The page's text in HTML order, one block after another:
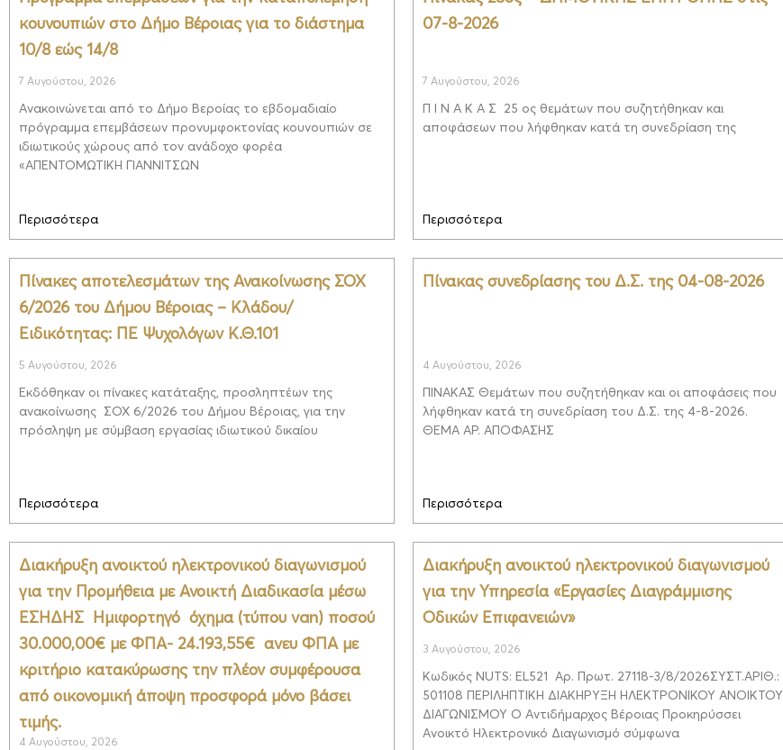
κουνουπιών στο Δήμο Βέροιας για το διάστημα
10/8 εώς 14/8
7 Αυγούστου, 2026
Ανακοινώνεται από το Δήμο Βεροίας το εβδομαδιαίο
πρόγραμμα επεμβάσεων προνυμφοκτονίας κουνουπιών σε
ιδιωτικούς χώρους από τον ανάδοχο φορέα
«ΑΠΕΝΤΟΜΩΤΙΚΗ ΓΙΑΝΝΙΤΣΩΝ
Περισσότερα
07-8-2026
7 Αυγούστου, 2026
Π Ι Ν Α Κ Α Σ 25 ος θεμάτων που συζητήθηκαν και
αποφάσεων που λήφθηκαν κατά τη συνεδρίαση της
Περισσότερα
Πίνακες αποτελεσμάτων της Ανακοίνωσης ΣΟΧ
6/2026 του Δήμου Βέροιας – Κλάδου/
Ειδικότητας: ΠΕ Ψυχολόγων Κ.Θ.101
5 Αυγούστου, 2026
Εκδόθηκαν οι πίνακες κατάταξης, προσληπτέων της
ανακοίνωσης ΣΟΧ 6/2026 του Δήμου Βέροιας, για την
πρόσληψη με σύμβαση εργασίας ιδιωτικού δικαίου
Περισσότερα
Πίνακας συνεδρίασης του Δ.Σ. της 04-08-2026
4 Αυγούστου, 2026
ΠΙΝΑΚΑΣ Θεμάτων που συζητήθηκαν και οι αποφάσεις που
λήφθηκαν κατά τη συνεδρίαση του Δ.Σ. της 4-8-2026.
ΘΕΜΑ ΑΡ. ΑΠΟΦΑΣΗΣ
Περισσότερα
Διακήρυξη ανοικτού ηλεκτρονικού διαγωνισμού
για την Προμήθεια με Ανοικτή Διαδικασία μέσω
ΕΣΗΔΗΣ Ημιφορτηγό όχημα (τύπου van) ποσού
30.000,00€ με ΦΠΑ- 24.193,55€ ανευ ΦΠΑ με
κριτήριο κατακύρωσης την πλέον συμφέρουσα
από οικονομική άποψη προσφορά μόνο βάσει
τιμής.
4 Αυγούστου, 2026
Διακήρυξη ανοικτού ηλεκτρονικού διαγωνισμού
για την Υπηρεσία «Εργασίες Διαγράμμισης
Οδικών Επιφανειών»
3 Αυγούστου, 2026
Κωδικός NUTS: EL521 Αρ. Πρωτ. 27118-3/8/2026ΣΥΣΤ.ΑΡΙΘ.:
501108 ΠΕΡΙΛΗΠΤΙΚΗ ΔΙΑΚΗΡΥΞΗ ΗΛΕΚΤΡΟΝΙΚΟΥ ΑΝΟΙΚΤΟΥ
ΔΙΑΓΩΝΙΣΜΟΥ Ο Αντιδήμαρχος Βέροιας Προκηρύσσει
Ανοικτό Ηλεκτρονικό Διαγωνισμό σύμφωνα